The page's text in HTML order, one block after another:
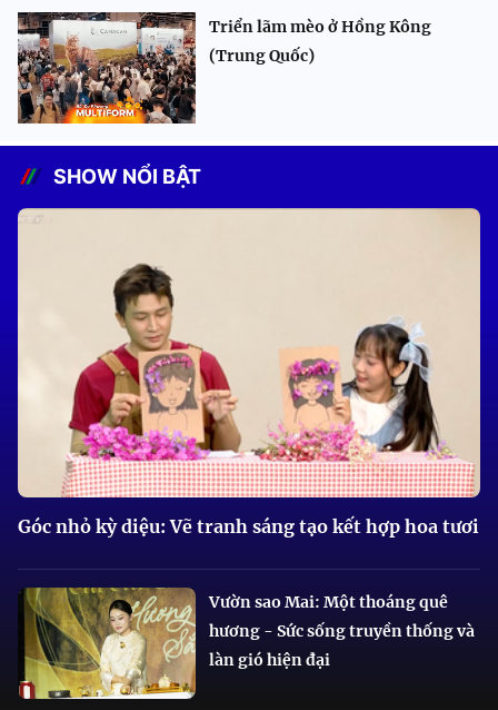
Triển lãm mèo ở Hồng Kông
(Trung Quốc)
SHOW NỔI BẬT
Góc nhỏ kỳ diệu: Vẽ tranh sáng tạo kết hợp hoa tươi
Vườn sao Mai: Một thoáng quê
hương - Sức sống truyền thống và
làn gió hiện đại